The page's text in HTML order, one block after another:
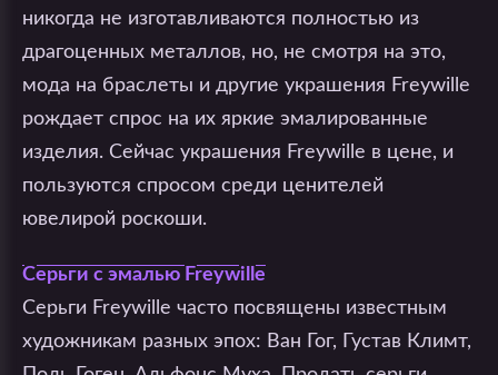
никогда не изготавливаются полностью из
драгоценных металлов, но, не смотря на это,
мода на браслеты и другие украшения Freywille
рождает спрос на их яркие эмалированные
изделия. Сейчас украшения Freywille в цене, и
пользуются спросом среди ценителей
ювелирой роскоши.
Серьги с эмалью Freywille
Серьги Freywille часто посвящены известным
художникам разных эпох: Ван Гог, Густав Климт,